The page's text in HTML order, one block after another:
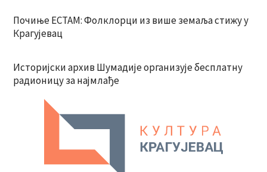
Почиње ЕСТАМ: Фолклорци из више земаља стижу у
Крагујевац
Историјски архив Шумадије организује бесплатну
радионицу за најмлађе